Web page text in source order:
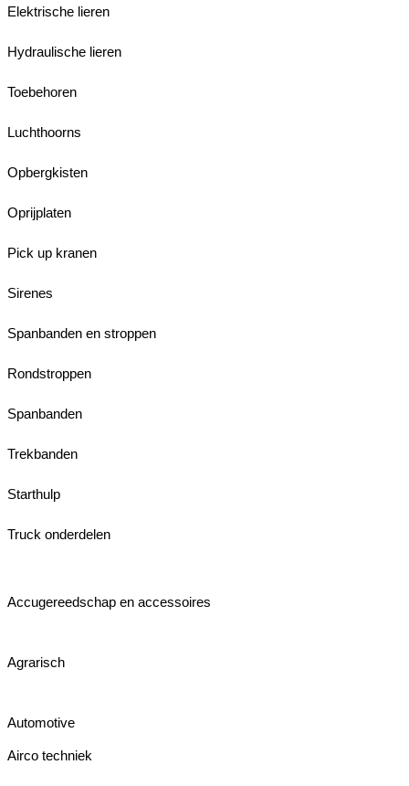
Elektrische lieren
Hydraulische lieren
Toebehoren
Luchthoorns
Opbergkisten
Oprijplaten
Pick up kranen
Sirenes
Spanbanden en stroppen
Rondstroppen
Spanbanden
Trekbanden
Starthulp
Truck onderdelen
Accugereedschap en accessoires
Agrarisch
Automotive
Airco techniek